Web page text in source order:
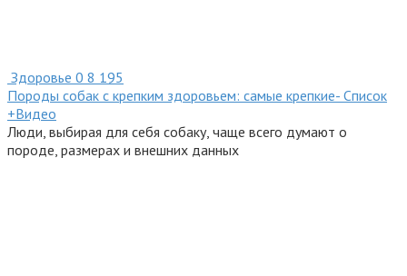
Здоровье 0 8 195
Породы собак с крепким здоровьем: самые крепкие- Список
+Видео
Люди, выбирая для себя собаку, чаще всего думают о
породе, размерах и внешних данных